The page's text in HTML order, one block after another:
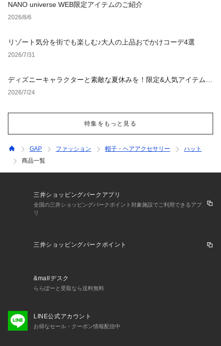
NANO universe WEB限定アイテムのご紹介
2026/8/6
リゾート気分を街でも楽しむ♪大人の上品おでかけコーデ4選
2026/7/31
ディズニーキャラクターと素敵な夏休みを！限定&人気アイテム特
集
2026/7/24
特集をもっと見る
GAP ファッション 帽子・ヘアアクセサリー
ハット
商品一覧
三井ショッピングパークアプリ
全国の三井ショッピングパークポイント対象施設でご利用できるアプ
リ
三井ショッピングパークポイント
&mallデスク
ららぽーと受取なら送料無料
LINE公式アカウント
お得なセール・クーポン情報配信中